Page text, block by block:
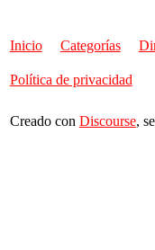
Inicio Categorías
Política de privacidad
Creado con Discourse,